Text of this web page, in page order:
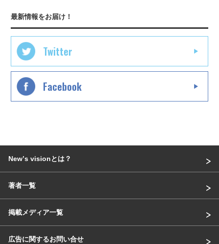
最新情報をお届け！
Twitter
Facebook
Newʼs visionとは？
著者一覧
掲載メディア一覧
広告に関するお問い合せ